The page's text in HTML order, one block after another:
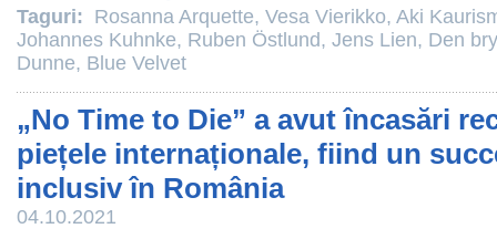
Taguri: Rosanna Arquette, Vesa Vierikko, Aki
Johannes Kuhnke, Ruben Östlund, Jens Lien, Den
Dunne, Blue Velvet
„No Time to Die” a avut încasări
piețele internaționale, fiind un
inclusiv în România
04.10.2021